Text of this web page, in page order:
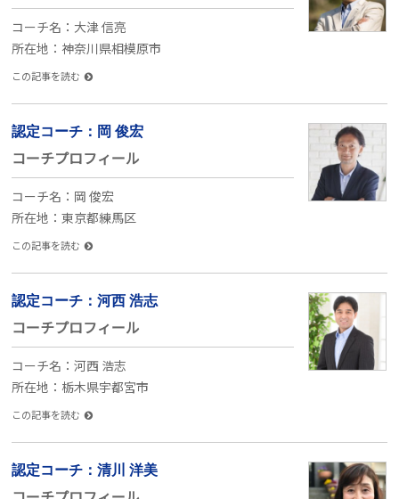
コーチ名：大津 信亮
所在地：神奈川県相模原市
この記事を読む
認定コーチ：岡 俊宏
コーチプロフィール
コーチ名：岡 俊宏
所在地：東京都練馬区
この記事を読む
認定コーチ：河西 浩志
コーチプロフィール
コーチ名：河西 浩志
所在地：栃木県宇都宮市
この記事を読む
認定コーチ：清川 洋美